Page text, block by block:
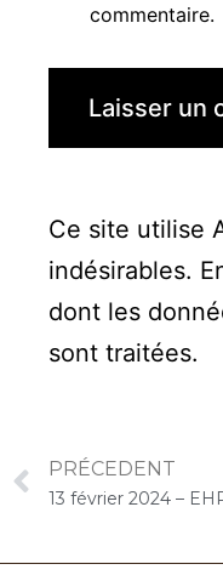
commentaire.
Ce site utilise
indésirables.
dont les
sont traitées.
PRÉCEDENT